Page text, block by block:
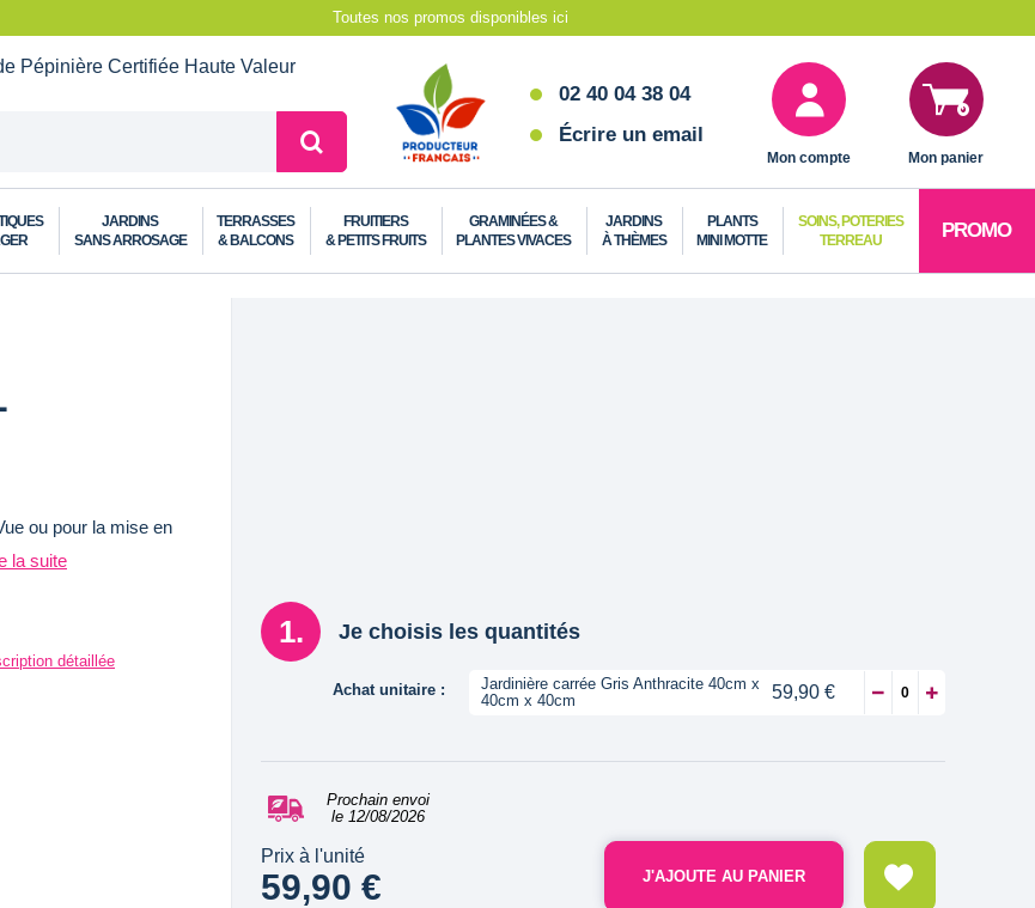
Toutes nos promos disponibles ici
Pépinière Certifiée Haute Valeur
02 40 04 38 04
Écrire un email
Mon compte Mon panier
JARDINS
SANS ARROSAGE
TERRASSES
& BALCONS
FRUITIERS
& PETITS FRUITS
GRAMINÉES &
PLANTES VIVACES
JARDINS
À THÈMES
PLANTS
MINI MOTTE
SOINS, POTERIES
TERREAU
PROMO
ou pour la mise en
la suite
détaillée
Je choisis les quantités
Achat unitaire :
Jardinière carrée Gris Anthracite 40cm x
40cm x 40cm
59,90 €
Prochain envoi
le 12/08/2026
Prix à l'unité
59,90 € J'AJOUTE AU PANIER